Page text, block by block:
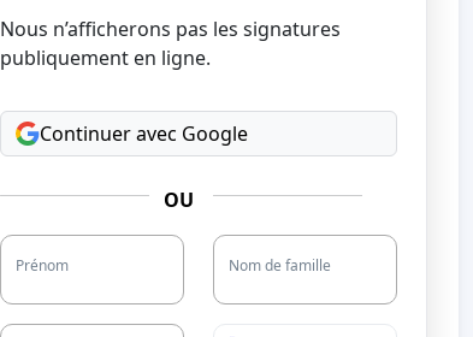
Nous n’afficherons pas les signatures
publiquement en ligne.
Continuer avec Google
OU
Prénom Nom de famille